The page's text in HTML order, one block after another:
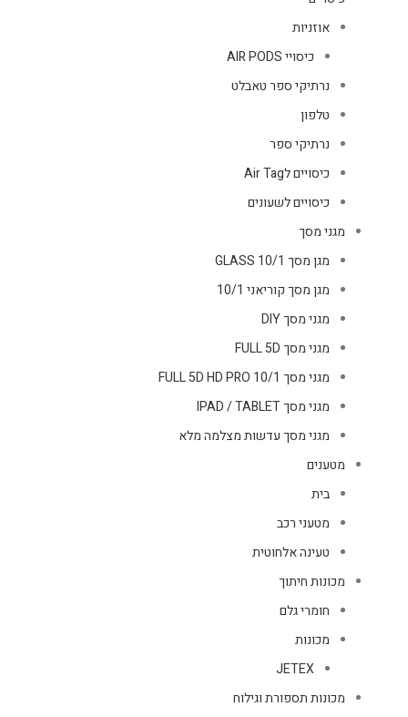
אוזניות
כיסויי AIR PODS
נרתיקי ספר טאבלט
טלפון
נרתיקי ספר
כיסויים לAir Tag
כיסויים לשעונים
מגני מסך
מגן מסך GLASS 10/1
מגן מסך קוריאני 10/1
מגני מסך DIY
מגני מסך FULL 5D
מגני מסך FULL 5D HD PRO 10/1
מגני מסך IPAD / TABLET
מגני מסך עדשות מצלמה מלא
מטענים
בית
מטעני רכב
טעינה אלחוטית
מכונות חיתוך
חומרי גלם
מכונות
JETEX
מכונות תספורת וגילוח